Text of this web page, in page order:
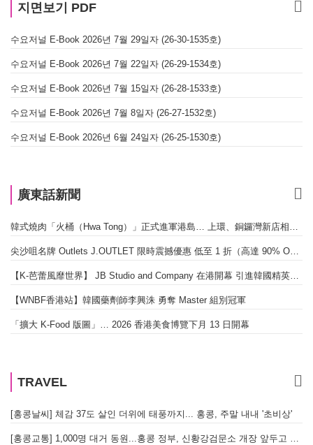
지면보기 PDF
수요저널 E-Book 2026년 7월 29일자 (26-30-1535호)
수요저널 E-Book 2026년 7월 22일자 (26-29-1534호)
수요저널 E-Book 2026년 7월 15일자 (26-28-1533호)
수요저널 E-Book 2026년 7월 8일자 (26-27-1532호)
수요저널 E-Book 2026년 6월 24일자 (26-25-1530호)
廣東話新聞
韓式燒肉「火桶（Hwa Tong）」正式進軍港島… 上環、銅鑼灣新店相繼開幕
尖沙咀名牌 Outlets J.OUTLET 限時震撼優惠 低至 1 折（高達 90% OFF）
【K-芭蕾風靡世界】 JB Studio and Company 在港開幕 引進韓國精英芭蕾教育系統
【WNBF香港站】韓國藥劑師李興洙 勇奪 Master 組別冠軍
「擴大 K-Food 版圖」… 2026 香港美食博覽下月 13 日開幕
TRAVEL
[홍콩날씨] 체감 37도 살인 더위에 태풍까지... 홍콩, 주말 내내 '초비상'
[홍콩교통] 1,000명 대거 동원...홍콩 정부, 신황강검문소 개장 앞두고 실전 훈련 돌입